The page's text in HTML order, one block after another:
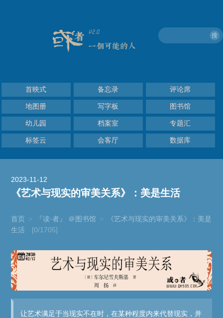
搜
首映式 备忘录 评论席
地图册 写字板 图书馆
幼儿园 档案室 专题汇
标签云 会客厅 数据库
2023-11-12
《艺术与现实的审美关系》：美是生活
首页 > 『读·者』 ＠图书馆 >
《艺术与现实的审美关系》：美是
生活
[0/1705]
让艺术满足于当现实不在时，在某种程度内来代替现实，并